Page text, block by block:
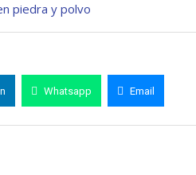
piedra y polvo
Whatsapp Email